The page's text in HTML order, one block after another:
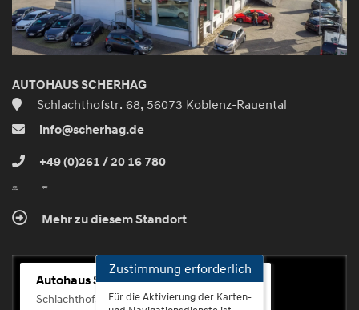
AUTOHAUS SCHERHAG
Schlachthofstr. 68, 56073 Koblenz-Rauental
info@scherhag.de
+49 (0)261 / 20 16 780
Mehr zu diesem Standort
Autohaus Scherhag
Schlachthofstr. 68, 56073 Koblenz-Rauental
Zustimmung erforderlich
Für die Aktivierung der Karten-